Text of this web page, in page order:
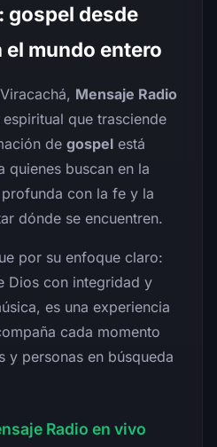
gospel desde
mundo entero
Mensaje Radio
que trasciende
de gospel está
quienes buscan en la
con la fe y la
dónde se encuentren.
por su enfoque claro:
Dios con integridad y
es una experiencia
cada momento
y personas en búsqueda
Radio en vivo